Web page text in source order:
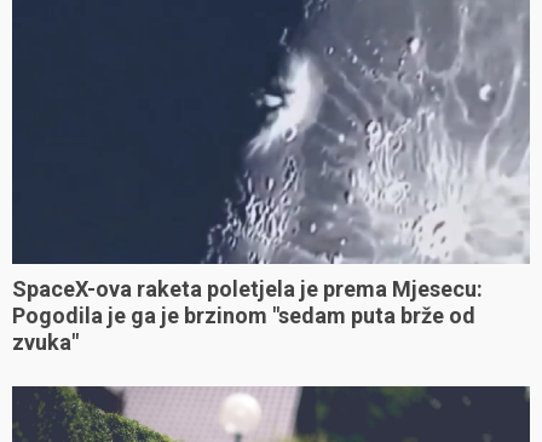
SpaceX-ova raketa poletjela je prema Mjesecu:
Pogodila je ga je brzinom "sedam puta brže od
zvuka"